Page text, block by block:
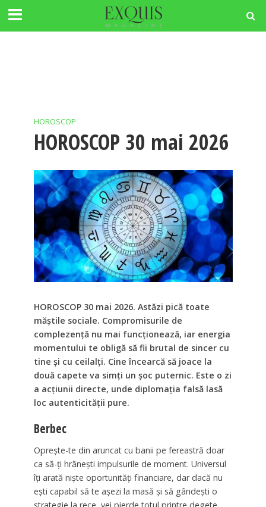
HOROSCOP
HOROSCOP 30 mai 2026
HOROSCOP 30 mai 2026. Astăzi pică toate
măștile sociale. Compromisurile de
complezență nu mai funcționează, iar energia
momentului te obligă să fii brutal de sincer cu
tine și cu ceilalți. Cine încearcă să joace la
două capete va simți un șoc puternic. Este o zi
a acțiunii directe, unde diplomația falsă lasă
loc autenticității pure.
Berbec
Oprește-te din aruncat cu banii pe fereastră doar
ca să-ți hrănești impulsurile de moment. Universul
îți arată niște oportunități financiare, dar dacă nu
ești capabil să te așezi la masă și să gândești o